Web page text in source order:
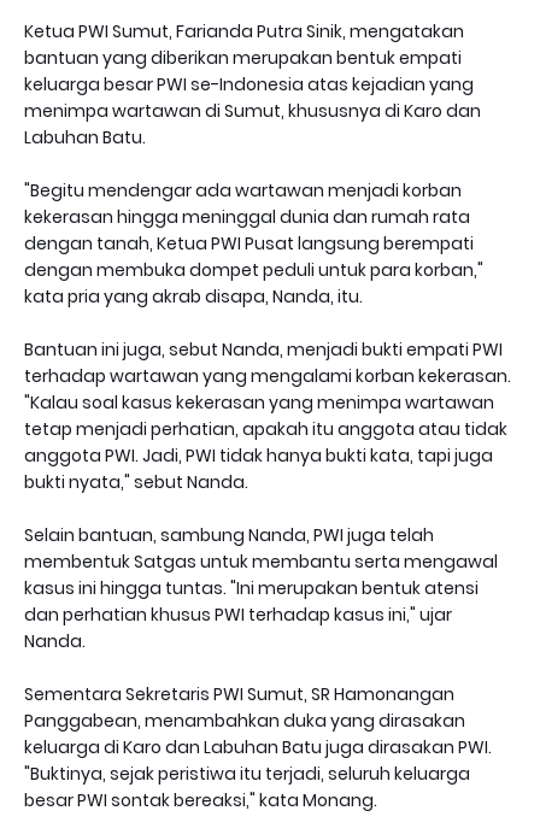
Ketua PWI Sumut, Farianda Putra Sinik, mengatakan
bantuan yang diberikan merupakan bentuk empati
keluarga besar PWI se-Indonesia atas kejadian yang
menimpa wartawan di Sumut, khususnya di Karo dan
Labuhan Batu.
"Begitu mendengar ada wartawan menjadi korban
kekerasan hingga meninggal dunia dan rumah rata
dengan tanah, Ketua PWI Pusat langsung berempati
dengan membuka dompet peduli untuk para korban,"
kata pria yang akrab disapa, Nanda, itu.
Bantuan ini juga, sebut Nanda, menjadi bukti empati PWI
terhadap wartawan yang mengalami korban kekerasan.
"Kalau soal kasus kekerasan yang menimpa wartawan
tetap menjadi perhatian, apakah itu anggota atau tidak
anggota PWI. Jadi, PWI tidak hanya bukti kata, tapi juga
bukti nyata," sebut Nanda.
Selain bantuan, sambung Nanda, PWI juga telah
membentuk Satgas untuk membantu serta mengawal
kasus ini hingga tuntas. "Ini merupakan bentuk atensi
dan perhatian khusus PWI terhadap kasus ini," ujar
Nanda.
Sementara Sekretaris PWI Sumut, SR Hamonangan
Panggabean, menambahkan duka yang dirasakan
keluarga di Karo dan Labuhan Batu juga dirasakan PWI.
"Buktinya, sejak peristiwa itu terjadi, seluruh keluarga
besar PWI sontak bereaksi," kata Monang.